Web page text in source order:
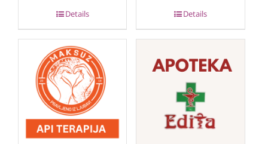
Details Details